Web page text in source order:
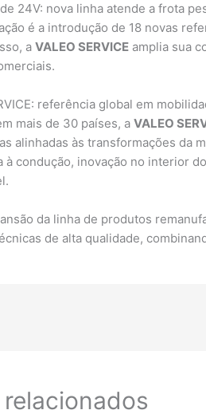
24V: nova linha atende a frota
é a introdução de 18 novas
a VALEO SERVICE amplia sua
referência global em
mais de 30 países, a VALEO
alinhadas às transformações da
à condução, inovação no interior
da linha de produtos
de alta qualidade,